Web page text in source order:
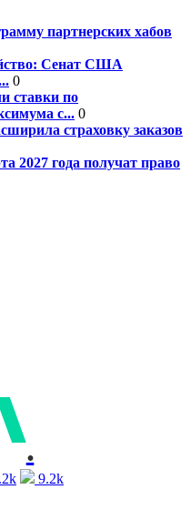
партнерских хабов
Сенат США
0
ставки по
с... 0
страховку заказов
2027 года получат право
.
9.2k